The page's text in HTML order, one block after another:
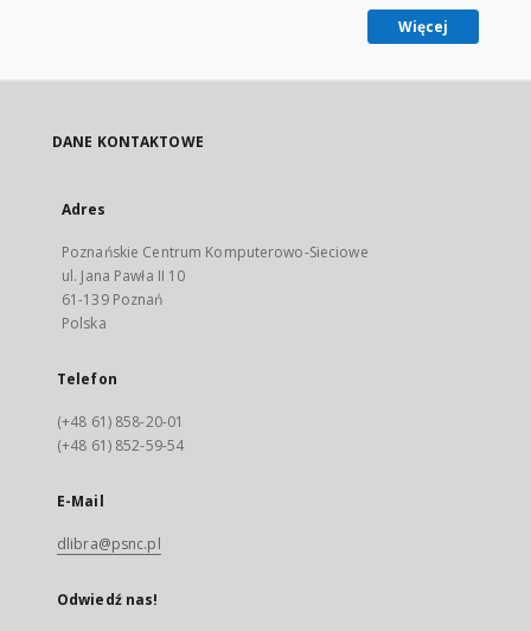
Więcej
DANE KONTAKTOWE
Adres
Poznańskie Centrum Komputerowo-Sieciowe
ul. Jana Pawła II 10
61-139 Poznań
Polska
Telefon
(+48 61) 858-20-01
(+48 61) 852-59-54
E-Mail
dlibra@psnc.pl
Odwiedź nas!